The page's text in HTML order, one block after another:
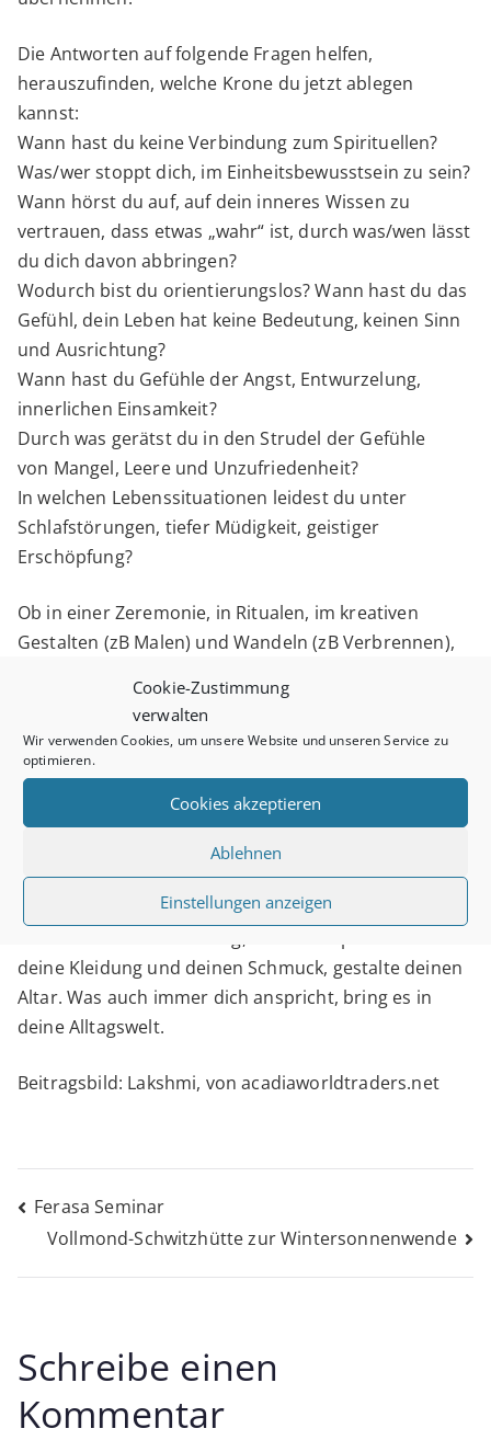
Cookie-Zustimmung
verwalten
Wir verwenden Cookies, um unsere Website und unseren Service zu
optimieren.
Cookies akzeptieren
Ablehnen
Einstellungen anzeigen
Die Antworten auf folgende Fragen helfen,
herauszufinden, welche Krone du jetzt ablegen
kannst:
Wann hast du keine Verbindung zum Spirituellen?
Was/wer stoppt dich, im Einheitsbewusstsein zu sein?
Wann hörst du auf, auf dein inneres Wissen zu
vertrauen, dass etwas „wahr“ ist, durch was/wen lässt
du dich davon abbringen?
Wodurch bist du orientierungslos? Wann hast du das
Gefühl, dein Leben hat keine Bedeutung, keinen Sinn
und Ausrichtung?
Wann hast du Gefühle der Angst, Entwurzelung,
innerlichen Einsamkeit?
Durch was gerätst du in den Strudel der Gefühle
von Mangel, Leere und Unzufriedenheit?
In welchen Lebenssituationen leidest du unter
Schlafstörungen, tiefer Müdigkeit, geistiger
Erschöpfung?
Ob in einer Zeremonie, in Ritualen, im kreativen
Gestalten (zB Malen) und Wandeln (zB Verbrennen),
täglichen Yoga (va Asanas, Meditationen und
Pranayama-Übungen, die speziell
Sahasrara aktivieren), etc – wichtig ist, dass du voller
Absicht bist und dich dem Prozess hingibst.
Unterstützend sind derzeit die Farben weiß, violett
und Gold, das Mantra OM, Solfiggio DO, der Erzengel
Metatron, Amethyst, Bergkristall, Diamant, violetter
Fluorit, das Bild des tausendblättrigen Lotus.
deine Kleidung und deinen Schmuck, gestalte deinen
Altar. Was auch immer dich anspricht, bring es in
deine Alltagswelt.
Beitragsbild: Lakshmi, von acadiaworldtraders.net
Beitragsnavigation
Ferasa Seminar
Vollmond-Schwitzhütte zur Wintersonnenwende
Schreibe einen
Kommentar